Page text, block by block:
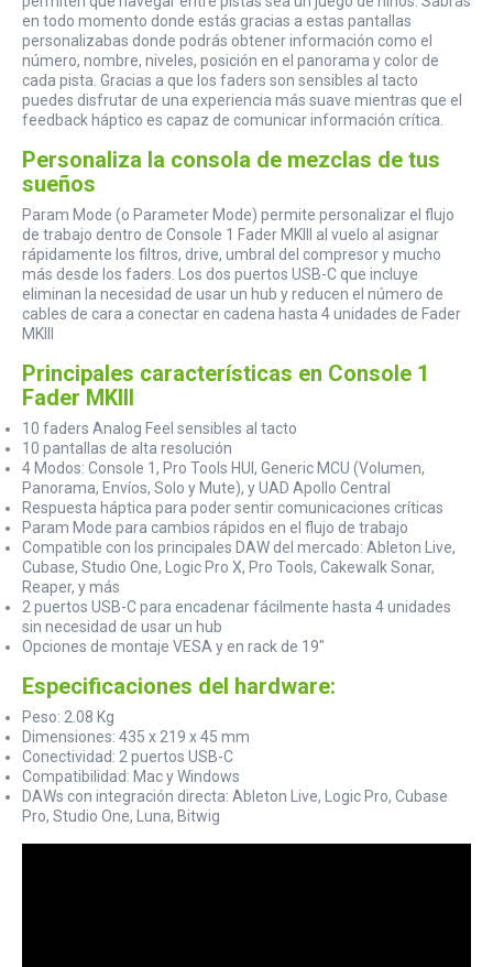
en todo momento donde estás gracias a estas pantallas
personalizabas donde podrás obtener información como el
número, nombre, niveles, posición en el panorama y color de
cada pista. Gracias a que los faders son sensibles al tacto
puedes disfrutar de una experiencia más suave mientras que el
feedback háptico es capaz de comunicar información crítica.
Personaliza la consola de mezclas de tus
sueños
Param Mode (o Parameter Mode) permite personalizar el flujo
de trabajo dentro de Console 1 Fader MKIII al vuelo al asignar
rápidamente los filtros, drive, umbral del compresor y mucho
más desde los faders. Los dos puertos USB-C que incluye
eliminan la necesidad de usar un hub y reducen el número de
cables de cara a conectar en cadena hasta 4 unidades de Fader
MKIII
Principales características en Console 1
Fader MKIII
10 faders Analog Feel sensibles al tacto
10 pantallas de alta resolución
4 Modos: Console 1, Pro Tools HUI, Generic MCU (Volumen,
Panorama, Envíos, Solo y Mute), y UAD Apollo Central
Respuesta háptica para poder sentir comunicaciones críticas
Param Mode para cambios rápidos en el flujo de trabajo
Compatible con los principales DAW del mercado: Ableton Live,
Cubase, Studio One, Logic Pro X, Pro Tools, Cakewalk Sonar,
Reaper, y más
2 puertos USB-C para encadenar fácilmente hasta 4 unidades
sin necesidad de usar un hub
Opciones de montaje VESA y en rack de 19"
Especificaciones del hardware:
Peso: 2.08 Kg
Dimensiones: 435 x 219 x 45 mm
Conectividad: 2 puertos USB-C
Compatibilidad: Mac y Windows
DAWs con integración directa: Ableton Live, Logic Pro, Cubase
Pro, Studio One, Luna, Bitwig